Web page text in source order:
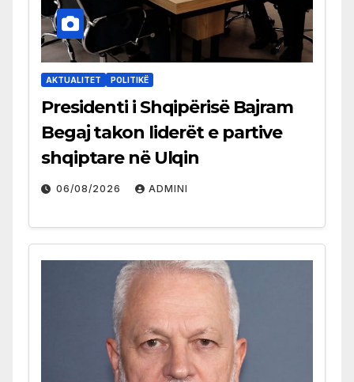
AKTUALITET POLITIKË
Presidenti i Shqipërisë Bajram
Begaj takon liderët e partive
shqiptare në Ulqin
06/08/2026 ADMINI